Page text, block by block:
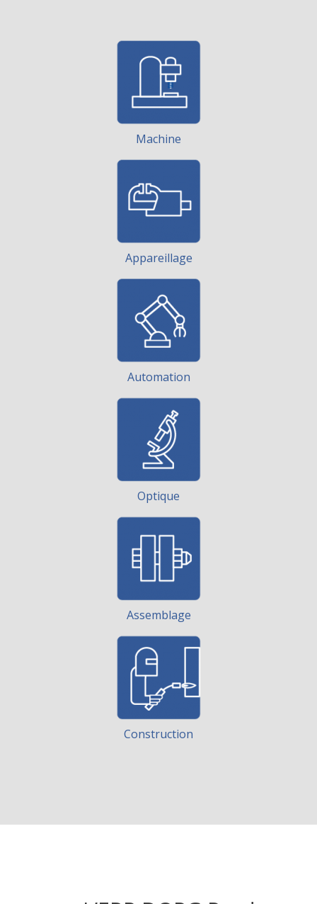
Machine
Appareillage
Automation
Optique
Assemblage
Construction